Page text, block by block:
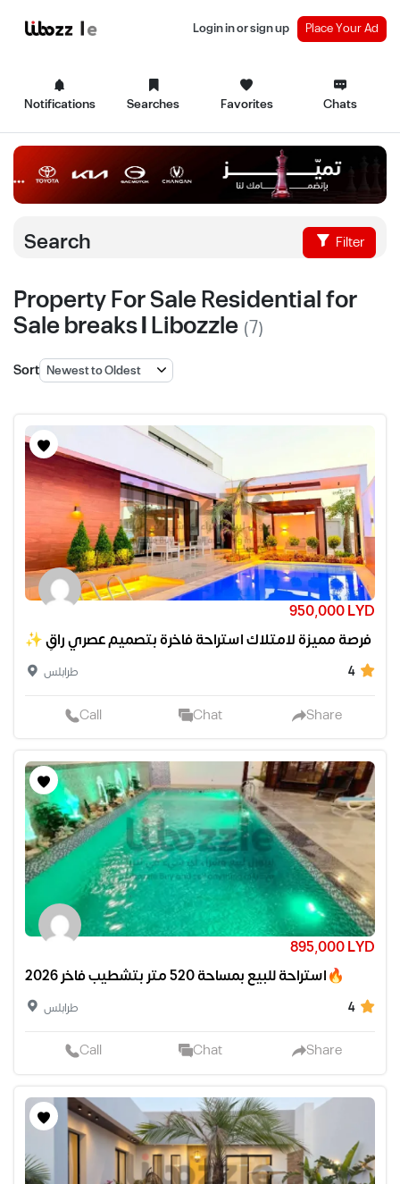
Notifications Searches Favorites Chats
Login in or sign up Place Your Ad
Search Filter
Property For Sale Residential for
Sale breaks | Libozzle (7)
Sort
950,000 LYD
✨ فرصة مميزة لامتلاك استراحة فاخرة بتصميم عصري راقٍ
طرابلس 4
Call Chat Share
895,000 LYD
استراحة للبيع بمساحة 520 متر بتشطيب فاخر 2026🔥
طرابلس 4
Call Chat Share